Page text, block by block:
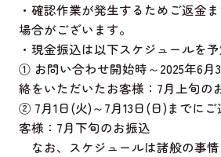
・確認作業が発生するためご返金
場合がございます。
・現金振込は以下スケジュールを予
① お問い合わせ開始時～2025年6月
絡をいただいたお客様：7月上旬の
② 7月1日(火)～7月13日(日)までに
客様：7月下旬のお振込
なお、スケジュールは諸般の事